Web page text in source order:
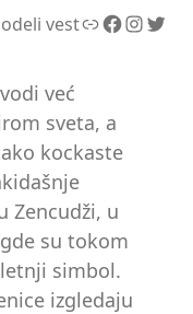
vestLink Facebook InstagramTwitter
već
sveta, a
kockaste
Zencudži, u
su tokom
simbol.
izgledaju